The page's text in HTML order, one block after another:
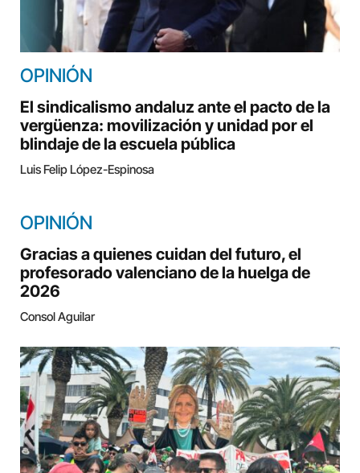
OPINIÓN
El sindicalismo andaluz ante el pacto de la
vergüenza: movilización y unidad por el
blindaje de la escuela pública
Luis Felip López-Espinosa
OPINIÓN
Gracias a quienes cuidan del futuro, el
profesorado valenciano de la huelga de
2026
Consol Aguilar